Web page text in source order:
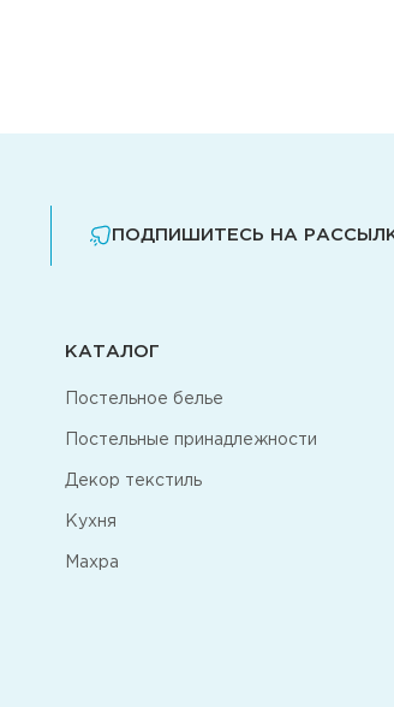
ПОДПИШИТЕСЬ НА
КАТАЛОГ
Постельное белье
Постельные принадлежности
Декор текстиль
Кухня
Махра